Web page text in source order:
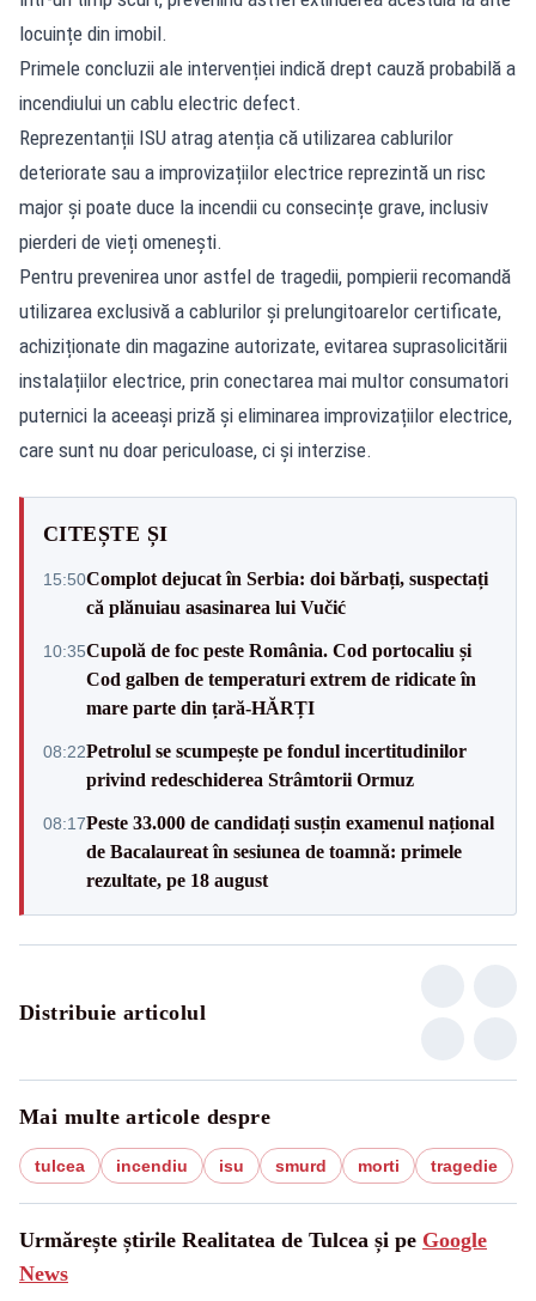
locuințe din imobil.
Primele concluzii ale intervenției indică drept cauză probabilă a
incendiului un cablu electric defect.
Reprezentanții ISU atrag atenția că utilizarea cablurilor
deteriorate sau a improvizațiilor electrice reprezintă un risc
major și poate duce la incendii cu consecințe grave, inclusiv
pierderi de vieți omenești.
Pentru prevenirea unor astfel de tragedii, pompierii recomandă
utilizarea exclusivă a cablurilor și prelungitoarelor certificate,
achiziționate din magazine autorizate, evitarea suprasolicitării
instalațiilor electrice, prin conectarea mai multor consumatori
puternici la aceeași priză și eliminarea improvizațiilor electrice,
care sunt nu doar periculoase, ci și interzise.
CITEȘTE ȘI
15:50Complot dejucat în Serbia: doi bărbați, suspectați
că plănuiau asasinarea lui Vučić
10:35Cupolă de foc peste România. Cod portocaliu și
Cod galben de temperaturi extrem de ridicate în
mare parte din țară-HĂRȚI
08:22Petrolul se scumpește pe fondul incertitudinilor
privind redeschiderea Strâmtorii Ormuz
08:17Peste 33.000 de candidați susțin examenul național
de Bacalaureat în sesiunea de toamnă: primele
rezultate, pe 18 august
Distribuie articolul
Mai multe articole despre
tulcea incendiu isu smurd morti tragedie
Urmărește știrile Realitatea de Tulcea și pe Google
News